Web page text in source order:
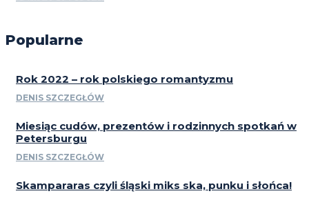
Popularne
Rok 2022 – rok polskiego romantyzmu
DENIS SZCZEGŁÓW
Miesiąc cudów, prezentów i rodzinnych spotkań w
Petersburgu
DENIS SZCZEGŁÓW
Skampararas czyli śląski miks ska, punku i słońca!